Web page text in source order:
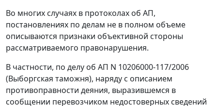
Во многих случаях в протоколах об АП,
постановлениях по делам не в полном объеме
описываются признаки объективной стороны
рассматриваемого правонарушения.
В частности, по делу об АП N 10206000-117/2006
(Выборгская таможня), наряду с описанием
противоправности деяния, выразившемся в
сообщении перевозчиком недостоверных сведений